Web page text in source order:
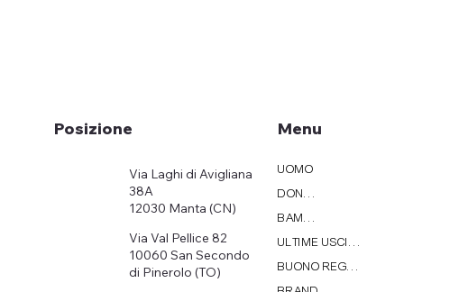
Posizione
Via Laghi di Avigliana
38A
12030 Manta (CN)
Via Val Pellice 82
10060 San Secondo
di Pinerolo (TO)
Menu
UOMO
DONNA
BAMBINI
ULTIME USCITE
BUONO REGALO